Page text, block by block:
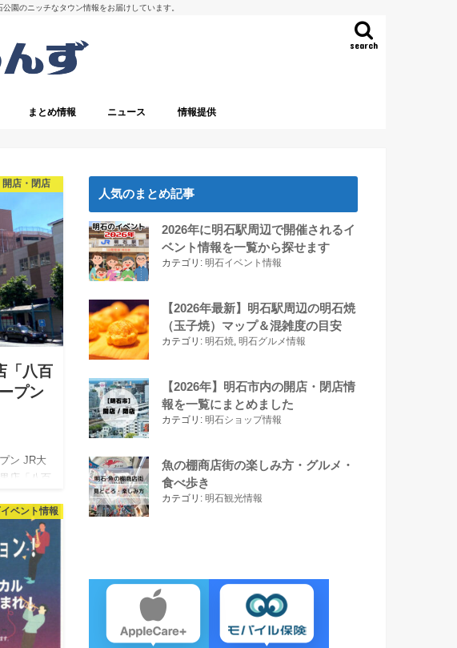
園のニッチなタウン情報をお届けしています。
search
まとめ情報 ニュース 情報提供
開店・閉店
「八百
プン
ン JR大
店「八百
日（木）に
ベント情報
人気のまとめ記事
2026年に明石駅周辺で開催されるイ
ベント情報を一覧から探せます
カテゴリ: 明石イベント情報
【2026年最新】明石駅周辺の明石焼
（玉子焼）マップ＆混雑度の目安
カテゴリ: 明石焼 明石グルメ情報
【2026年】明石市内の開店・閉店情
報を一覧にまとめました
カテゴリ: 明石ショップ情報
魚の棚商店街の楽しみ方・グルメ・
食べ歩き
カテゴリ: 明石観光情報